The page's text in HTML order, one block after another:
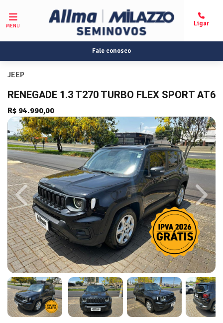
MENU
Fale conosco
JEEP
RENEGADE 1.3 T270 TURBO FLEX SPORT AT6
R$ 94.990,00
Previous Next